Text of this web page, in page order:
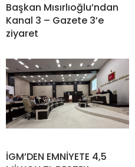
Başkan Mısırlıoğlu’ndan
Kanal 3 – Gazete 3’e
ziyaret
İGM’DEN EMNİYETE 4,5